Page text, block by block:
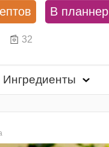
В планнер
32
Ингредиенты